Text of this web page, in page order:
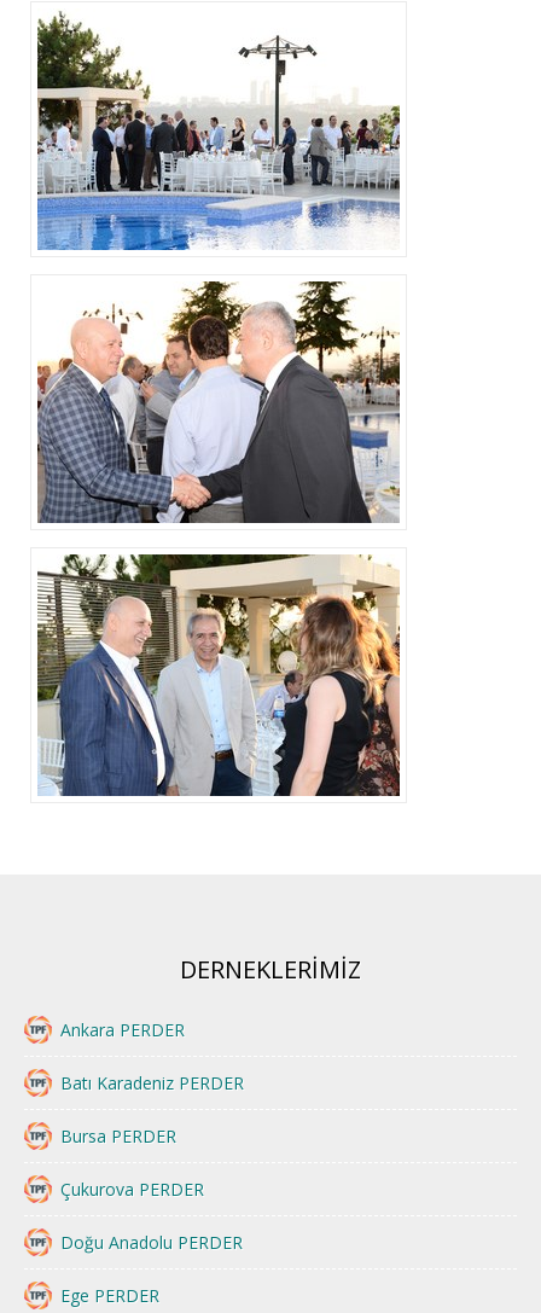
DERNEKLERİMİZ
Ankara PERDER
Batı Karadeniz PERDER
Bursa PERDER
Çukurova PERDER
Doğu Anadolu PERDER
Ege PERDER